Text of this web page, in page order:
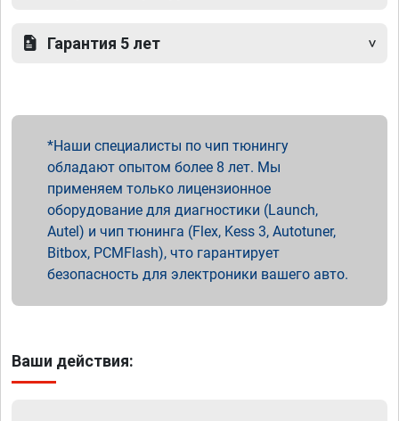
Гарантия 5 лет
Наши специалисты по чип тюнингу
обладают опытом более 8 лет. Мы
применяем только лицензионное
оборудование для диагностики (Launch,
Autel) и чип тюнинга (Flex, Kess 3, Autotuner,
Bitbox, PCMFlash), что гарантирует
безопасность для электроники вашего авто.
Ваши действия: